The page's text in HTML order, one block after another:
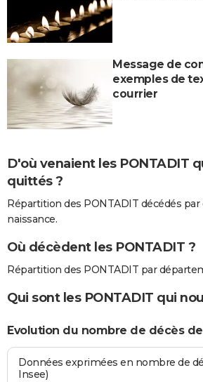
Message de
exemples de
courrier
D'où venaient les PONTADIT
quittés ?
Répartition des PONTADIT décédés
naissance.
Où décèdent les PONTADIT ?
Répartition des PONTADIT par
Qui sont les PONTADIT qui
Evolution du nombre de décès de
Données exprimées en nombre de
Insee)